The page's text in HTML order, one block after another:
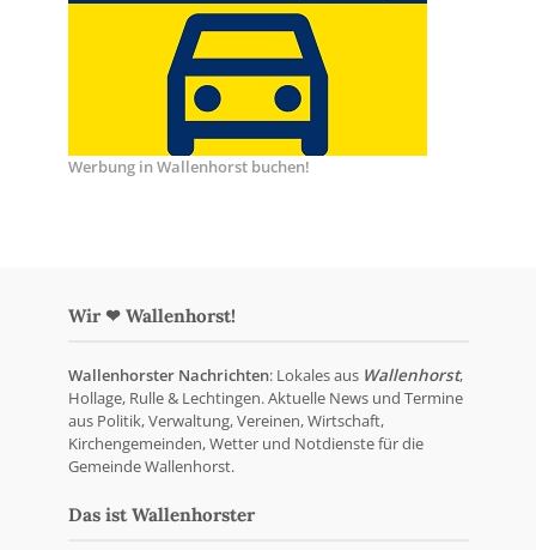
Werbung in Wallenhorst buchen!
Wir ❤ Wallenhorst!
Wallenhorster Nachrichten: Lokales aus Wallenhorst,
Hollage, Rulle & Lechtingen. Aktuelle News und Termine
aus Politik, Verwaltung, Vereinen, Wirtschaft,
Kirchengemeinden, Wetter und Notdienste für die
Gemeinde Wallenhorst.
Das ist Wallenhorster